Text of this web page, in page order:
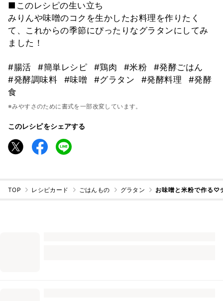
■このレシピの生い立ち
みりんや味噌のコクを生かしたお料理を作りたく
て、これからの季節にぴったりなグラタンにしてみ
ました！
#腸活 #簡単レシピ #鶏肉 #米粉
#発酵ごはん
#発酵調味料
#味噌 #グラタン #発酵料理
#発酵
食
※みやすさのために書式を一部改変しています。
このレシピをシェアする
TOP レシピカード ごはんもの グラタン お味噌と米粉で作る♡